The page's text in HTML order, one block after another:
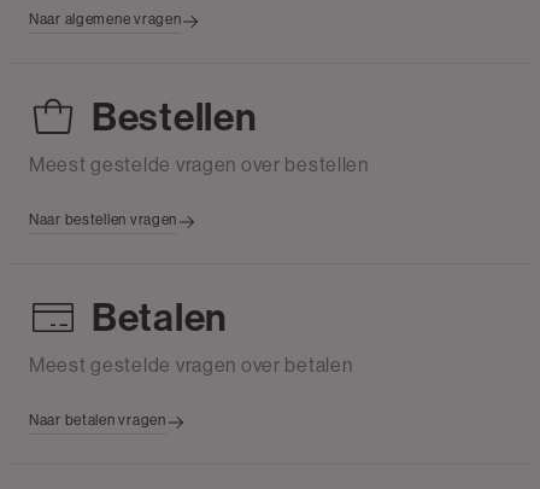
Naar algemene vragen
Bestellen
Meest gestelde vragen over bestellen
Naar bestellen vragen
Betalen
Meest gestelde vragen over betalen
Naar betalen vragen